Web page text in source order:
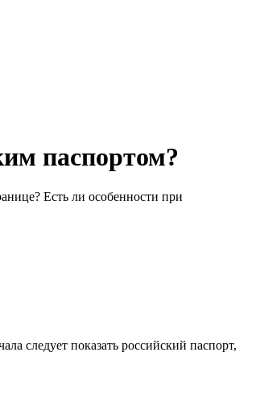
паспортом?
Есть ли особенности при
следует показать российский паспорт,